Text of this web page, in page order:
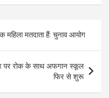
महिला मतदाता हैं: चुनाव आयोग
पर रोक के साथ अफगान स्कूल
फिर से शुरू